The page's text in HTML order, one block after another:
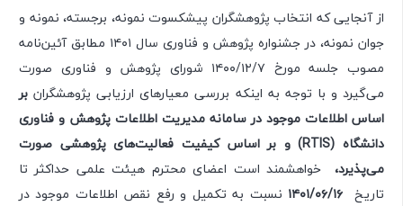
از آنجایی که انتخاب پژوهشگران پیشکسوت نمونه، برجسته، نمونه و
جوان نمونه، در جشنواره پژوهش و فناوری سال ۱۴۰۱ مطابق آئین‌نامه
مصوب جلسه مورخ ۷/‏۱۲/‏۱۴۰۰ شورای پژوهش و فناوری صورت
می‌گیرد و با توجه به اینکه بررسی معیارهای ارزیابی پژوهشگرانبر
اساس اطلاعات موجود در سامانه مدیریت اطلاعات پژوهش و فناوری
دانشگاه (RTIS) و بر اساس کیفیت فعالیت‌های پژوهشی صورت
می‌پذیرد، ‬ خواهشمند‬ است اعضای محترم هیئت علمی حداکثر تا
تاریخ
نسبت به تکمیل و رفع نقص اطلاعات موجود در